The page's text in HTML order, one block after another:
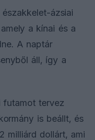
ázsiai
a kínai és a
A naptár
áll, így a
futamot tervez
is beállt, és
milliárd dollárt, ami